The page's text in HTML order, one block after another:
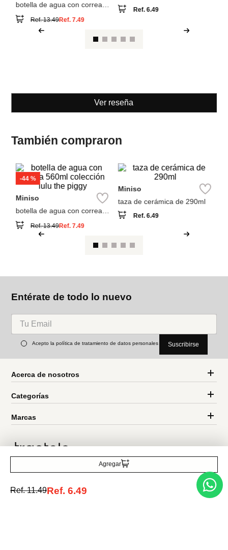
Agregar
Ref.11.49Ref. 6.49
botella de agua con correa
piggyRef.13.49Ref.7.49
Ref.6.49
Ver reseña
También compraron
-44 %
Miniso
botella de agua con correa
piggyRef.13.49Ref.7.49
Miniso
taza de cerámica de 290ml
Ref.6.49
Entérate de todo lo nuevo
Acepto la política de tratamiento de datos personales Suscribirse
Acerca de nosotros
Categorías
Marcas